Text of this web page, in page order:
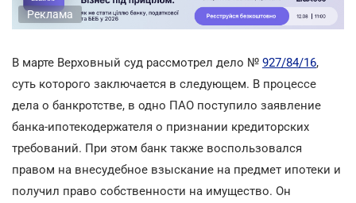
Реклама
В марте Верховный суд рассмотрел дело № 927/84/16,
суть которого заключается в следующем. В процессе
дела о банкротстве, в одно ПАО поступило заявление
банка-ипотекодержателя о признании кредиторских
требований. При этом банк также воспользовался
правом на внесудебное взыскание на предмет ипотеки и
получил право собственности на имущество. Он